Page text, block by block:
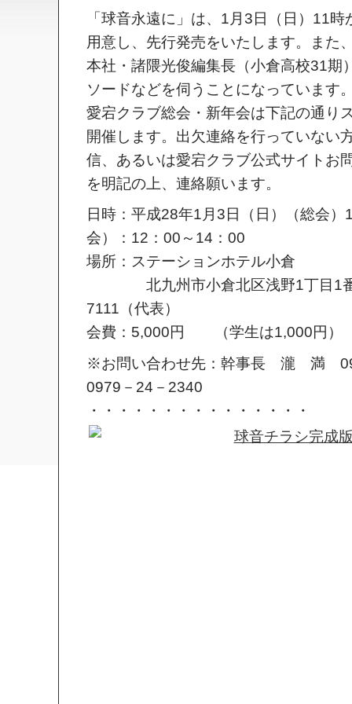
「球音永遠に」は、1月3日（日）11
用意し、先行発売をいたします。また
本社・諸隈光俊編集長（小倉高校31期
ソードなどを伺うことになっています
愛宕クラブ総会・新年会は下記の通り
開催します。出欠連絡を行っていない
信、あるいは愛宕クラブ公式サイトお
を明記の上、連絡願います。
日時：平成28年1月3日（日）（総会
会）：12：00～14：00
場所：ステーションホテル小倉
北九州市小倉北区浅野1丁目1
7111（代表）
会費：5,000円 （学生は1,000円）
※お問い合わせ先：幹事長 瀧 満
0979－24－2340
・・・・・・・・・・・・・・・